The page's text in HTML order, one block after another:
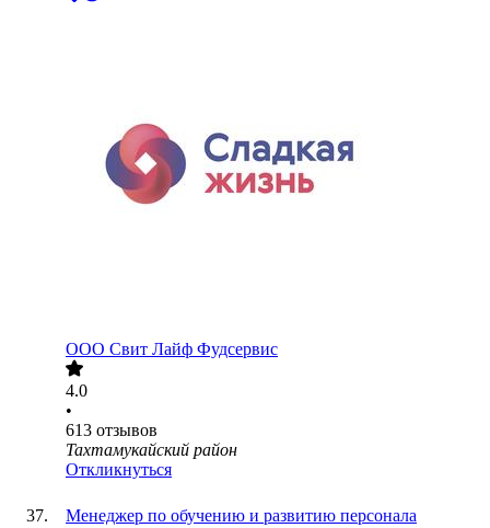
ООО Свит Лайф Фудсервис
4.0
•
613 отзывов
Тахтамукайский район
Откликнуться
Менеджер по обучению и развитию персонала